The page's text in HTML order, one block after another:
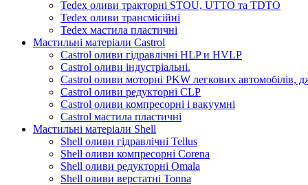
Tedex оливи тракторні STOU, UTTO та TDTO
Tedex оливи трансмісійні
Tedex мастила пластичні
Мастильні матеріали Castrol
Castrol оливи гідравлічні HLP и HVLP
Castrol оливи індустріальні.
Castrol оливи моторні PKW легкових автомобілів,
Castrol оливи редукторні CLP
Castrol оливи компресорні і вакуумні
Castrol мастила пластичні
Мастильні матеріали Shell
Shell оливи гідравлічні Tellus
Shell оливи компресорні Corena
Shell оливи редукторні Omala
Shell оливи верстатні Tonna